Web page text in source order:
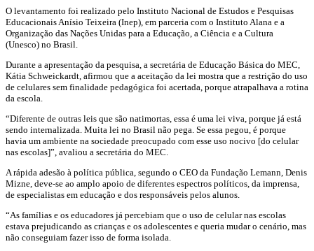
O levantamento foi realizado pelo Instituto Nacional de Estudos e Pesquisas
Educacionais Anísio Teixeira (Inep), em parceria com o Instituto Alana e a
Organização das Nações Unidas para a Educação, a Ciência e a Cultura
(Unesco) no Brasil.
Durante a apresentação da pesquisa, a secretária de Educação Básica do MEC,
Kátia Schweickardt, afirmou que a aceitação da lei mostra que a restrição do uso
de celulares sem finalidade pedagógica foi acertada, porque atrapalhava a rotina
da escola.
“Diferente de outras leis que são natimortas, essa é uma lei viva, porque já está
sendo internalizada. Muita lei no Brasil não pega. Se essa pegou, é porque
havia um ambiente na sociedade preocupado com esse uso nocivo [do celular
nas escolas]”, avaliou a secretária do MEC.
A rápida adesão à política pública, segundo o CEO da Fundação Lemann, Denis
Mizne, deve-se ao amplo apoio de diferentes espectros políticos, da imprensa,
de especialistas em educação e dos responsáveis pelos alunos.
“As famílias e os educadores já percebiam que o uso de celular nas escolas
estava prejudicando as crianças e os adolescentes e queria mudar o cenário, mas
não conseguiam fazer isso de forma isolada.